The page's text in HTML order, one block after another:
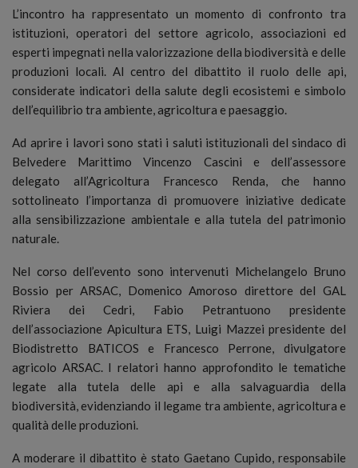
L’incontro ha rappresentato un momento di confronto tra
istituzioni, operatori del settore agricolo, associazioni ed
esperti impegnati nella valorizzazione della biodiversità e delle
produzioni locali. Al centro del dibattito il ruolo delle api,
considerate indicatori della salute degli ecosistemi e simbolo
dell’equilibrio tra ambiente, agricoltura e paesaggio.
Ad aprire i lavori sono stati i saluti istituzionali del sindaco di
Belvedere Marittimo Vincenzo Cascini e dell’assessore
delegato all’Agricoltura Francesco Renda, che hanno
sottolineato l’importanza di promuovere iniziative dedicate
alla sensibilizzazione ambientale e alla tutela del patrimonio
naturale.
Nel corso dell’evento sono intervenuti Michelangelo Bruno
Bossio per ARSAC, Domenico Amoroso direttore del GAL
Riviera dei Cedri, Fabio Petrantuono presidente
dell’associazione Apicultura ETS, Luigi Mazzei presidente del
Biodistretto BATICOS e Francesco Perrone, divulgatore
agricolo ARSAC. I relatori hanno approfondito le tematiche
legate alla tutela delle api e alla salvaguardia della
biodiversità, evidenziando il legame tra ambiente, agricoltura e
qualità delle produzioni.
A moderare il dibattito è stato Gaetano Cupido, responsabile